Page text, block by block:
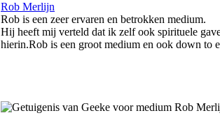
Rob Merlijn
Rob is een zeer ervaren en betrokken medium.
Hij heeft mij verteld dat ik zelf ook spirituele
hierin.Rob is een groot medium en ook down to